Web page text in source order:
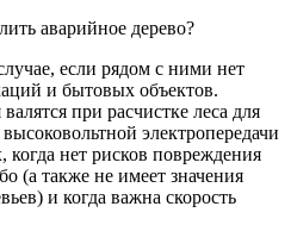
аварийное дерево?
если рядом с ними нет
и бытовых объектов.
при расчистке леса для
электропередачи
когда нет рисков повреждения
(а также не имеет значения
и когда важна скорость